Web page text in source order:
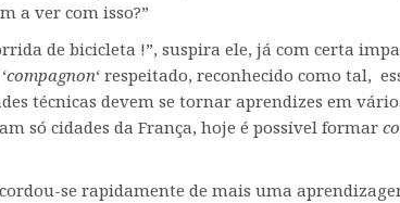
a ver com isso?”
de bicicleta !”, suspira ele, já com certa
compagnon‘ respeitado, reconhecido como tal,
técnicas devem se tornar aprendizes em
só cidades da França, hoje é possível formar
se rapidamente de mais uma